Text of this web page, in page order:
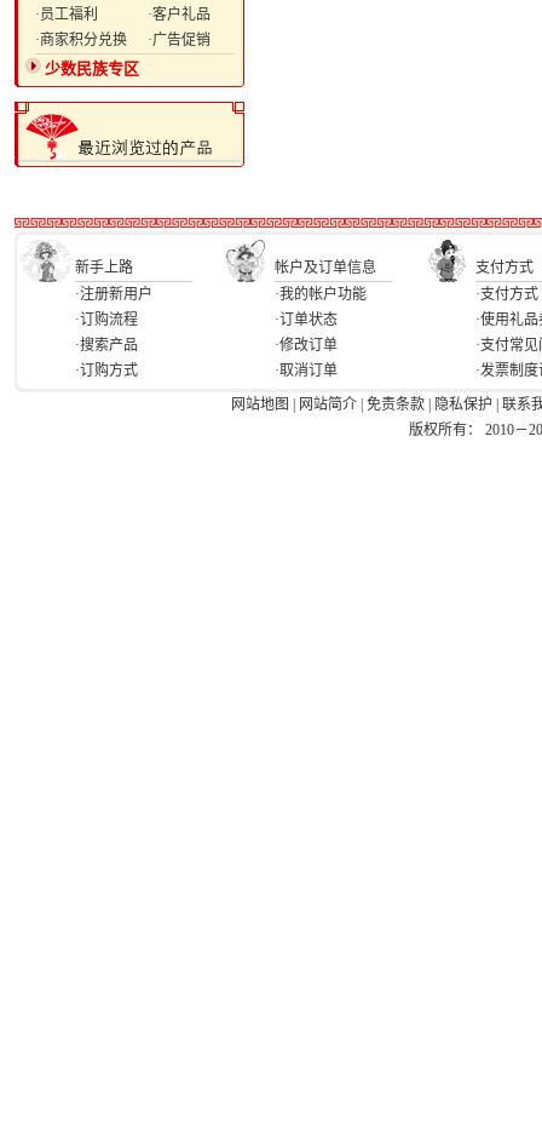
·员工福利
·客户礼品
·商家积分兑换
·广告促销
少数民族专区
新手上路 帐户及订单信息
支付方式
·注册新用户
·订购流程
·搜索产品
·订购方式
·我的帐户功能
·订单状态
·修改订单
·取消订单
·支付方式
·使用礼品
·支付常
·发票制
网站地图
网站简介 免责条款 隐私保护
联系
版权所有： 2010－